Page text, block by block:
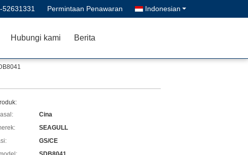
Permintaan Penawaran Indonesian
Hubungi kami Berita
Cina
SEAGULL
GS/CE